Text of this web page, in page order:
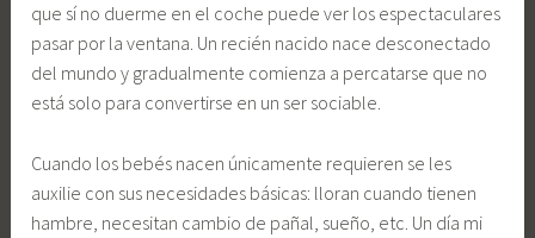
que sí no duerme en el coche puede ver los espectaculares
pasar por la ventana. Un recién nacido nace desconectado
del mundo y gradualmente comienza a percatarse que no
está solo para convertirse en un ser sociable.
Cuando los bebés nacen únicamente requieren se les
auxilie con sus necesidades básicas: lloran cuando tienen
hambre, necesitan cambio de pañal, sueño, etc. Un día mi